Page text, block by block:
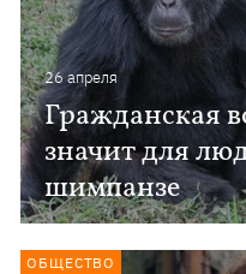
26 апреля
Гражданская
значит для
шимпанзе
ОБЩЕСТВО